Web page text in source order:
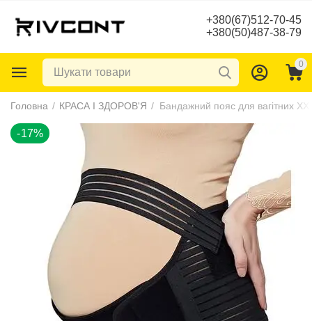
+380(67)512-70-45
+380(50)487-38-79
0
Головна / КРАСА І ЗДОРОВ'Я / Бандажний пояс для вагітних